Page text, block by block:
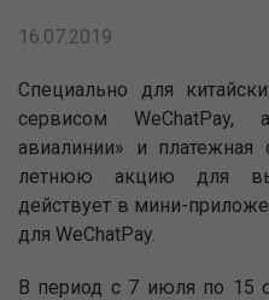
16.07.2019
Специально для
сервисом WeChatPay,
авиалинии» и платежная
летнюю акцию для
действует в мини-
для WeChatPay.
В период с 7 июля по 15